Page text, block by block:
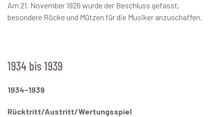
Am 21. November 1926 wurde der Beschluss gefasst,
besondere Röcke und Mützen für die Musiker anzuschaffen.
1934 bis 1939
1934-1939
Rücktritt/Austritt/Wertungsspiel